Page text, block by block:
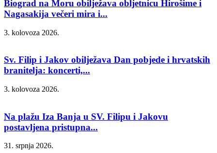
Biograd na Moru obilježava obljetnicu Hirošime i
Nagasakija večeri mira i...
3. kolovoza 2026.
Sv. Filip i Jakov obilježava Dan pobjede i hrvatskih
branitelja: koncerti,...
3. kolovoza 2026.
Na plažu Iza Banja u SV. Filipu i Jakovu
postavljena pristupna...
31. srpnja 2026.